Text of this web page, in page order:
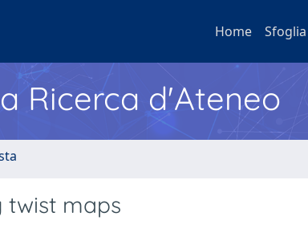
Home Sfoglia
Ricerca d'Ateneo
twist maps